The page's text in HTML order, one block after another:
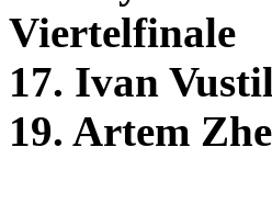
Viertelfinale
17. Ivan
19. Artem